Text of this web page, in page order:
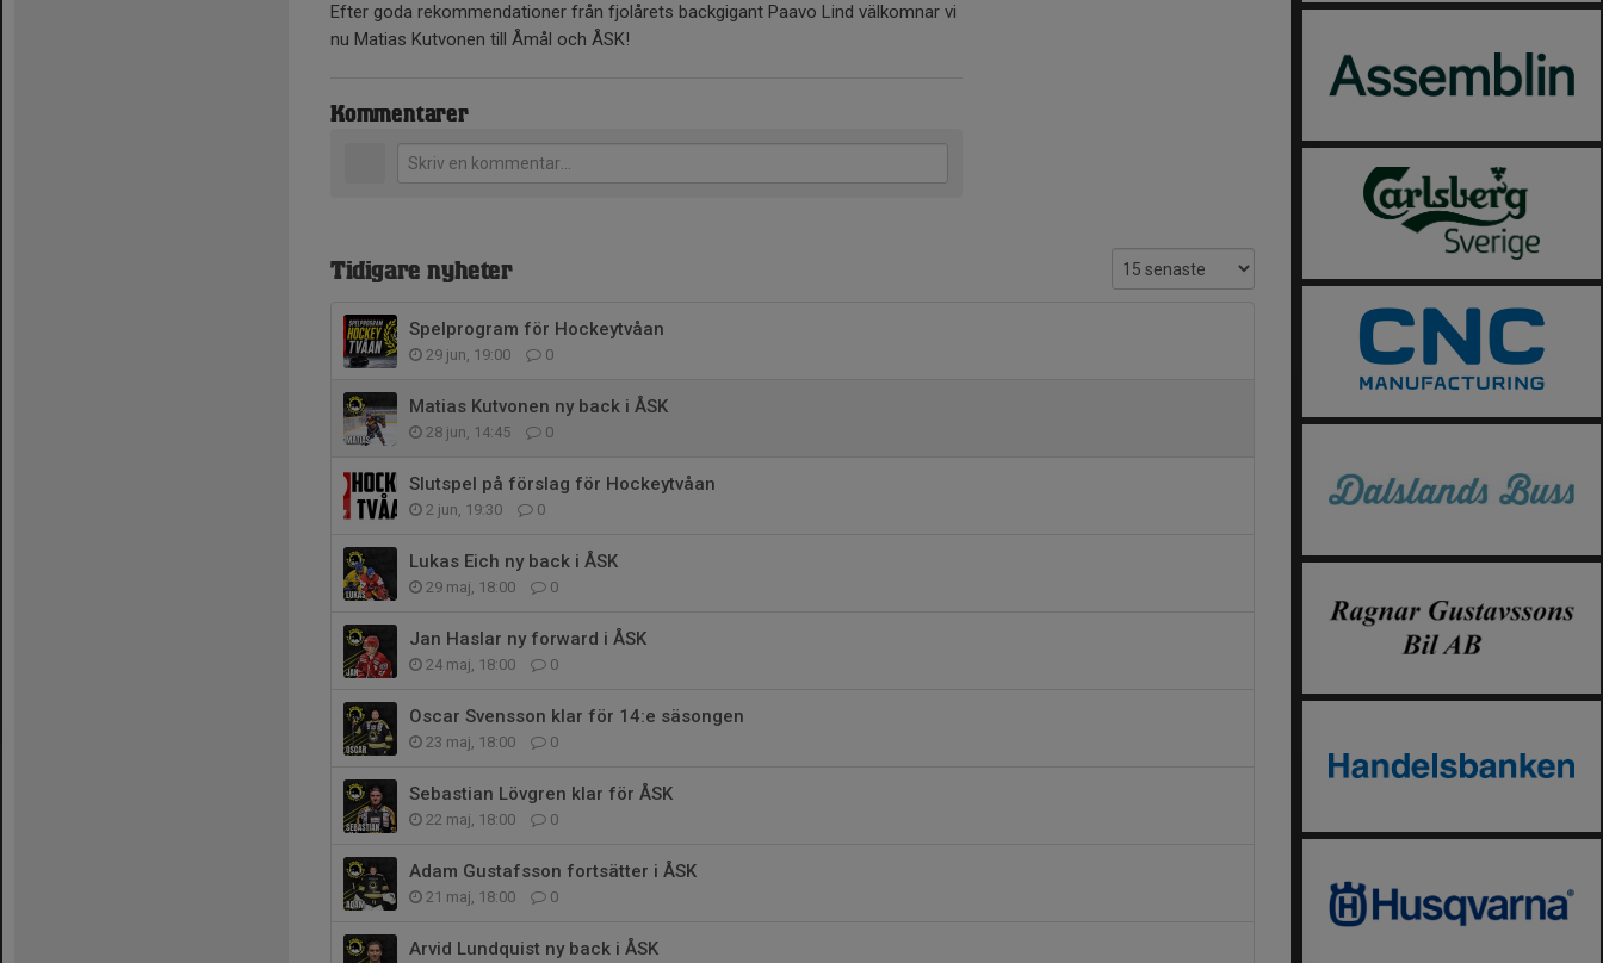
Efter goda rekommendationer från fjolårets backgigant Paavo Lind välkomnar vi
nu Matias Kutvonen till Åmål och ÅSK!
Kommentarer
Tidigare nyheter
Spelprogram för Hockeytvåan
29 jun, 19:00 0
Matias Kutvonen ny back i ÅSK
28 jun, 14:45 0
Slutspel på förslag för Hockeytvåan
2 jun, 19:30 0
Lukas Eich ny back i ÅSK
29 maj, 18:00 0
Jan Haslar ny forward i ÅSK
24 maj, 18:00 0
Oscar Svensson klar för 14:e säsongen
23 maj, 18:00 0
Sebastian Lövgren klar för ÅSK
22 maj, 18:00 0
Adam Gustafsson fortsätter i ÅSK
21 maj, 18:00 0
Arvid Lundquist ny back i ÅSK